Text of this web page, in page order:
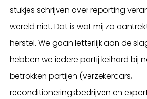
stukjes schrijven over reporting
wereld niet. Dat is wat mij zo
herstel. We gaan letterlijk aan de
hebben we iedere partij keihard bij
betrokken partijen (verzekeraars,
reconditioneringsbedrijven en